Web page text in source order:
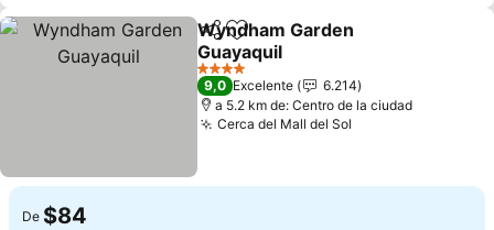
CompartirAgregar a favoritos
Wyndham Garden
Guayaquil
4 Estrellas
9,0 Excelente
6.214
a 5.2 km de: Centro de la ciudad
Cerca del Mall del Sol
De $84